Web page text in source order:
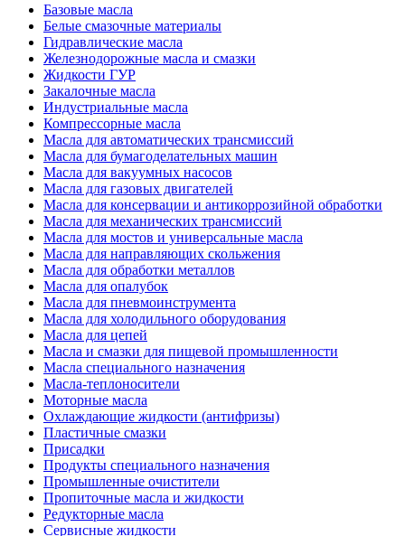
Базовые масла
Белые смазочные материалы
Гидравлические масла
Железнодорожные масла и смазки
Жидкости ГУР
Закалочные масла
Индустриальные масла
Компрессорные масла
Масла для автоматических трансмиссий
Масла для бумагоделательных машин
Масла для вакуумных насосов
Масла для газовых двигателей
Масла для консервации и антикоррозийной обработки
Масла для механических трансмиссий
Масла для мостов и универсальные масла
Масла для направляющих скольжения
Масла для обработки металлов
Масла для опалубок
Масла для пневмоинструмента
Масла для холодильного оборудования
Масла для цепей
Масла и смазки для пищевой промышленности
Масла специального назначения
Масла-теплоносители
Моторные масла
Охлаждающие жидкости (антифризы)
Пластичные смазки
Присадки
Продукты специального назначения
Промышленные очистители
Пропиточные масла и жидкости
Редукторные масла
Сервисные жидкости